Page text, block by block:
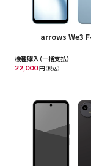
arrows We3
機種購入（一括支払）
22,000円（税込）